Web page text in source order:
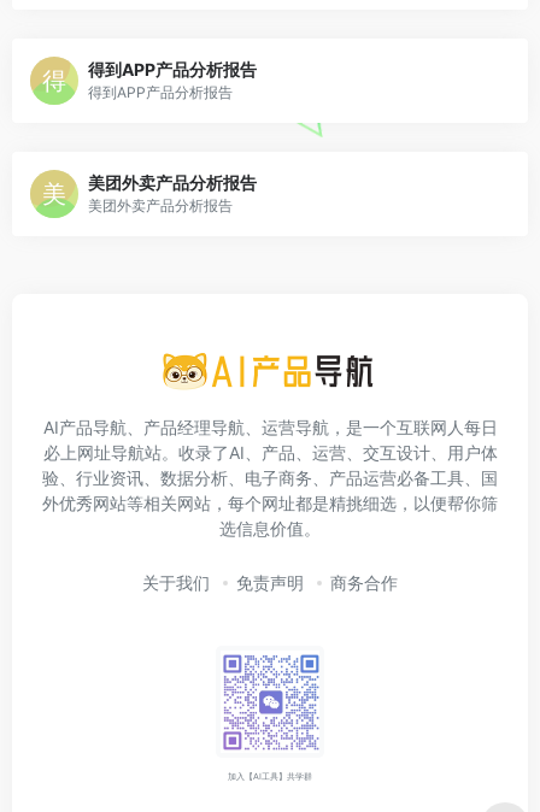
得到APP产品分析报告
得到APP产品分析报告
美团外卖产品分析报告
美团外卖产品分析报告
AI产品导航、产品经理导航、运营导航，是一个互联网人每日
必上网址导航站。收录了AI、产品、运营、交互设计、用户体
验、行业资讯、数据分析、电子商务、产品运营必备工具、国
外优秀网站等相关网站，每个网址都是精挑细选，以便帮你筛
选信息价值。
关于我们 免责声明 商务合作
加入【AI工具】共学群